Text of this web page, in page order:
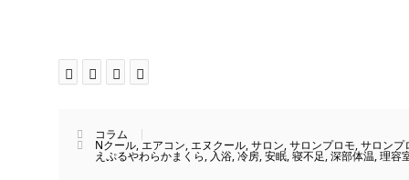
コラム
Nクール,エアコン,エヌクール,サロン,サロンプロモ,サロンプ
えぷるやわらかまくら, 入浴,冷房,安眠,寝不足,深部体温,理容